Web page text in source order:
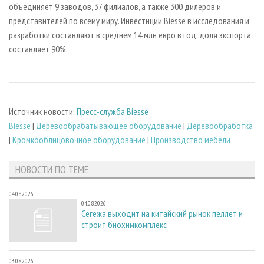
объединяет 9 заводов, 37 филиалов, а также 300 дилеров и
представителей по всему миру. Инвестиции Biesse в исследования и
разработки составляют в среднем 14 млн евро в год, доля экспорта
составляет 90%.
Источник новости: Пресс-служба Biesse
Biesse | Деревообрабатывающее оборудование | Деревообработка
| Кромкооблицовочное оборудование | Производство мебели
НОВОСТИ ПО ТЕМЕ
04.08.2026
04.08.2026
Сегежа выходит на китайский рынок пеллет и
строит биохимкомплекс
03.08.2026